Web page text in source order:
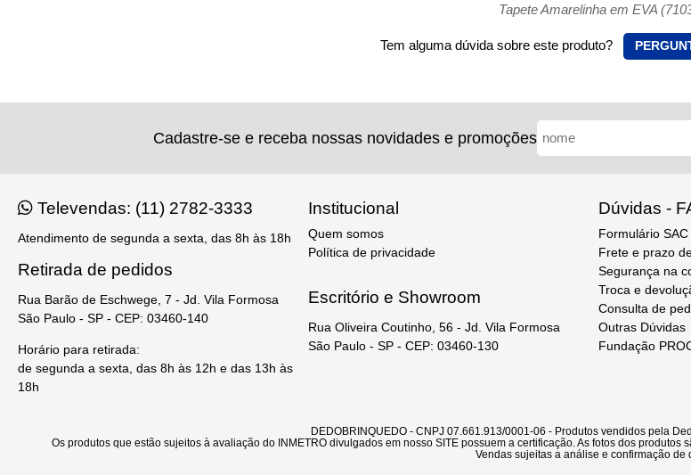
Tapete Amarelinha em EVA
Tem alguma dúvida sobre este produto?
Cadastre-se e receba nossas novidades e promoções
Televendas: (11) 2782-3333
Atendimento de segunda a sexta, das 8h às 18h
Retirada de pedidos
Rua Barão de Eschwege, 7 - Jd. Vila Formosa
São Paulo - SP - CEP: 03460-140
Horário para retirada:
de segunda a sexta, das 8h às 12h e das 13h às
18h
Institucional
Quem somos
Política de privacidade
Escritório e Showroom
Rua Oliveira Coutinho, 56 - Jd. Vila Formosa
São Paulo - SP - CEP: 03460-130
Dúvidas -
Formulário SAC
Frete e prazo
Segurança na
Troca e
Consulta de
Outras Dúvidas
Fundação
DEDOBRINQUEDO - CNPJ 07.661.913/0001-06 - Produtos vendidos pela
Os produtos que estão sujeitos à avaliação do INMETRO divulgados em nosso SITE possuem a certificação. As fotos dos
Vendas sujeitas a análise e confirmação de